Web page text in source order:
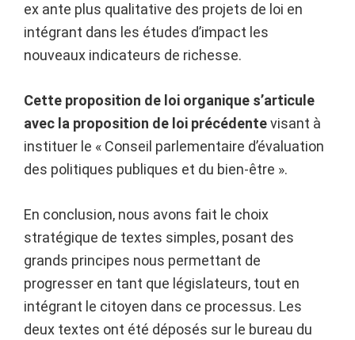
ex ante plus qualitative des projets de loi en
intégrant dans les études d’impact les
nouveaux indicateurs de richesse.
Cette proposition de loi organique s’articule
avec la proposition de loi précédentevisant à
instituer le « Conseil parlementaire d’évaluation
des politiques publiques et du bien-être ».
En conclusion, nous avons fait le choix
stratégique de textes simples, posant des
grands principes nous permettant de
progresser en tant que législateurs, tout en
intégrant le citoyen dans ce processus. Les
deux textes ont été déposés sur le bureau du